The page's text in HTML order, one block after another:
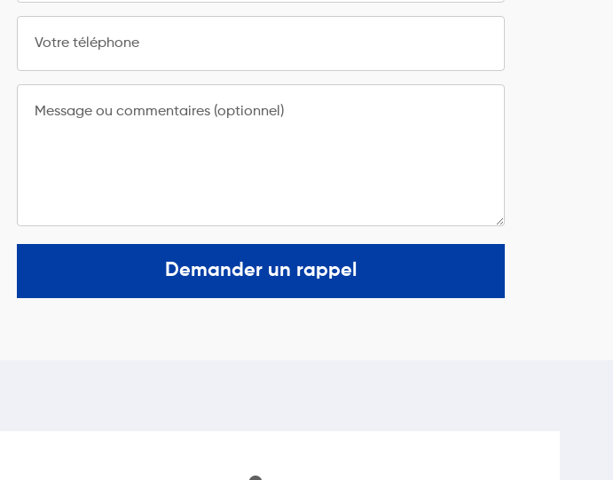
Votre téléphone
Message ou commentaires (optionnel)
Demander un rappel